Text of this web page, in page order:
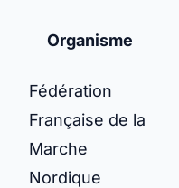
Organisme
Fédération
Française de la
Marche
Nordique